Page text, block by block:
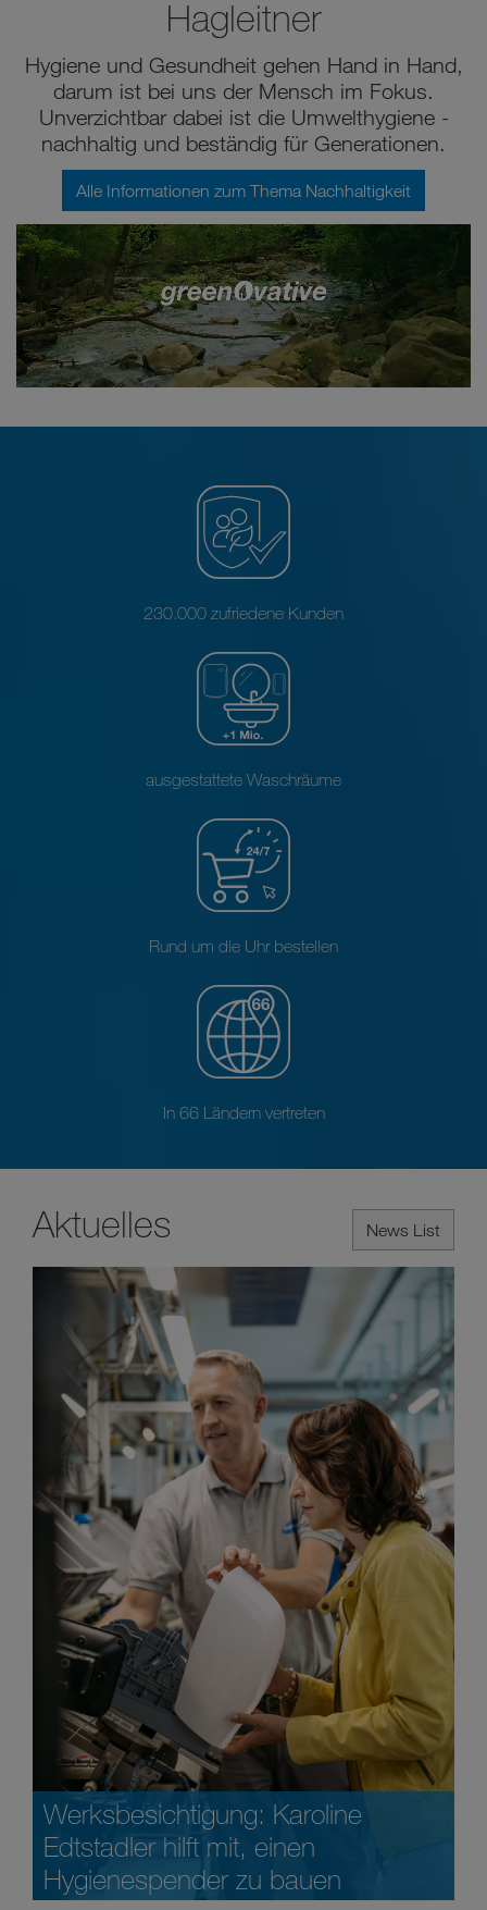
Hagleitner
Hygiene und Gesundheit gehen Hand in Hand,
darum ist bei uns der Mensch im Fokus.
Unverzichtbar dabei ist die Umwelthygiene -
nachhaltig und beständig für Generationen.
Alle Informationen zum Thema Nachhaltigkeit
230.000 zufriedene Kunden
ausgestattete Waschräume
Rund um die Uhr bestellen
In 66 Ländern vertreten
News List
Aktuelles
Werksbesichtigung: Karoline
Edtstadler hilft mit, einen
Hygienespender zu bauen